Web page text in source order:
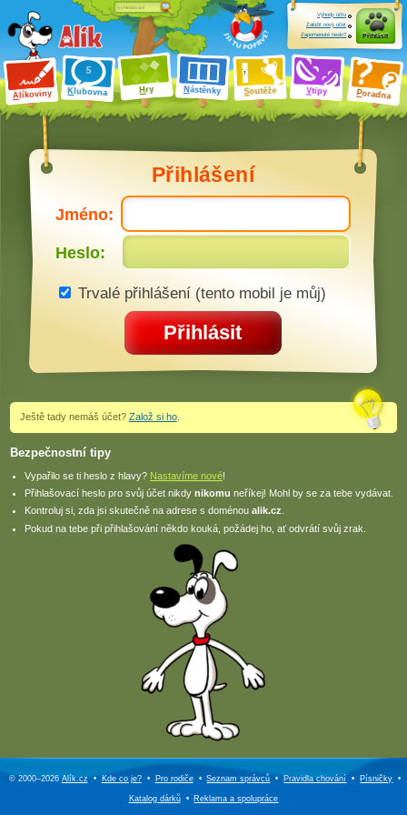
Alíkoviny Klubovna Hry Nástěnky Soutěže Vtipy Poradna
Výhody účtu
Založit nový účet
Zapomenuté heslo?
Přihlásit
Přihlášení
Jméno:
Heslo:
Trvalé přihlášení (tento mobil je můj)
Přihlásit
Ještě tady nemáš účet? Založ si ho.
Bezpečnostní tipy
Vypařilo se ti heslo z hlavy? Nastavíme nové!
Přihlašovací heslo pro svůj účet nikdy nikomu neříkej! Mohl by se za tebe vydávat.
Kontroluj si, zda jsi skutečně na adrese s doménou alik.cz
Pokud na tebe při přihlašování někdo kouká, požádej ho, ať odvrátí svůj zrak.
© 2000–2026Alík.cz • Kde co je? • Pro rodiče • Seznam správců • Pravidla chování • Písničky •
Katalog dárků • Reklama aspolupráce